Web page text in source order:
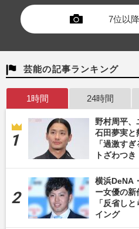
7位以
芸能の記事ランキング
1時間 24時間
野村周平、
石田夢実と
「過激す
トざわつき
横浜DeNA
ー女優の新
「反省し
イング